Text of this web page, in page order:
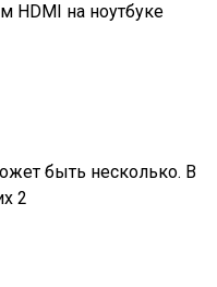
HDMI на ноутбуке
быть несколько. В
2